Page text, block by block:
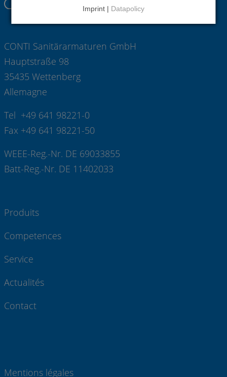
CONTI Sanitärarmaturen GmbH
Hauptstraße 98
35435 Wettenberg
Allemagne
Tel +49 641 98221-0
Fax +49 641 98221-50
WEEE-Reg.-Nr. DE 69033855
Batt-Reg.-Nr. DE 11402033
Produits
Competences
Service
Actualités
Contact
Mentions légales
Imprint | Datapolicy